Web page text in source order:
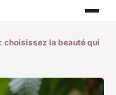
choisissez la beauté qui